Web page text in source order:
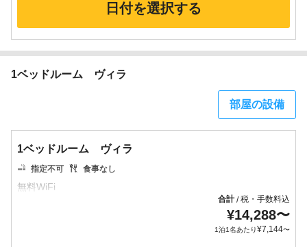
日付を選択する
1ベッドルーム ヴィラ
部屋の設備
1ベッドルーム ヴィラ
指定不可 食事なし
合計/税・手数料込
¥14,288〜
1泊1名あたり¥7,144〜